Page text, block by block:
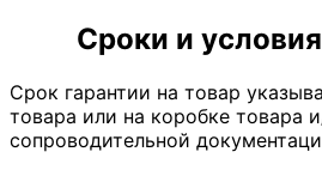
Сроки и
Срок гарантии на товар
товара или на коробке товара
сопроводительной